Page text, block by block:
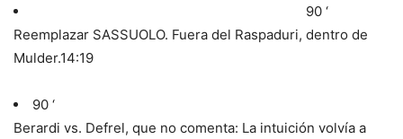
90 ‘
Reemplazar SASSUOLO. Fuera del Raspaduri, dentro de
Mulder.14:19
90 ‘
Berardi vs. Defrel, que no comenta: La intuición volvía a